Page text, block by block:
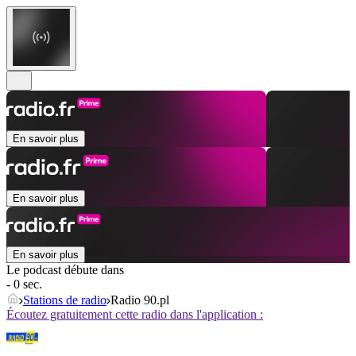
En savoir plus
En savoir plus
En savoir plus
Le podcast débute dans
- 0 sec.
Stations de radio Radio 90.pl
Écoutez gratuitement cette radio dans l'application :